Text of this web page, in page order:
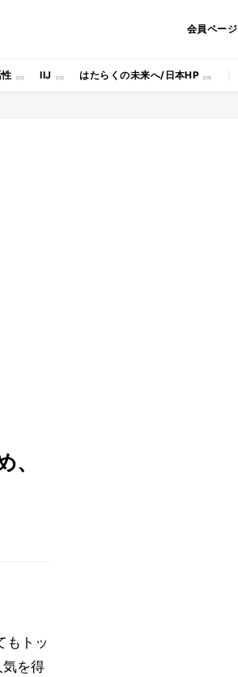
会員ページ
IIJ はたらくの未来へ/日本HP
もトッ
を得